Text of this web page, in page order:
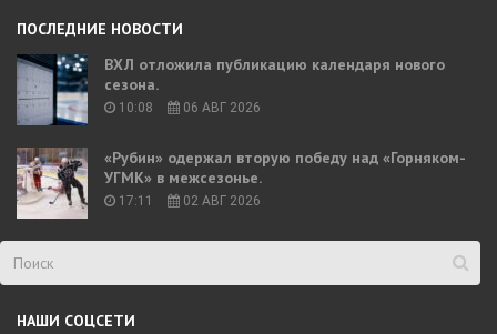
ПОСЛЕДНИЕ НОВОСТИ
ВХЛ отложила публикацию календаря нового
сезона.
10:08 06 АВГ 2026
«Рубин» одержал вторую победу над «Горняком-
УГМК» в межсезонье.
17:11 02 АВГ 2026
НАШИ СОЦСЕТИ